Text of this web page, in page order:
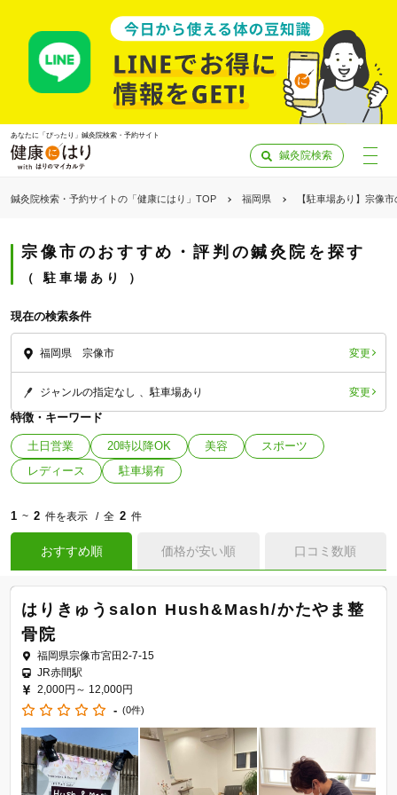
あなたに「ぴったり」鍼灸院検索・予約サイト
鍼灸院検索
鍼灸院検索・予約サイトの「健康にはり」TOP 福岡県 【駐車場あり】宗像
宗像市のおすすめ・評判の鍼灸院を探す
駐車場あり
現在の検索条件
福岡県 宗像市 変更
ジャンルの指定なし 駐車場あり 変更
特徴・キーワード
土日営業 20時以降OK 美容
スポーツ
レディース
駐車場有
1 ~ 2 件を表示 全 2 件
おすすめ順 価格が安い順 口コミ数順
はりきゅうsalon Hush&Mash/かたやま整
骨院
福岡県宗像市宮田2-7-15
JR赤間駅
2,000円～ 12,000円
- (0件)
「健康にはりを見た」